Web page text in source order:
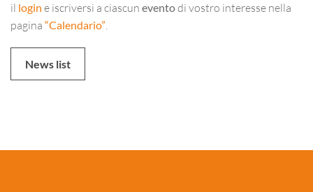
il login e iscriversi a ciascun eventodi vostro interesse nella
pagina “Calendario”
News list